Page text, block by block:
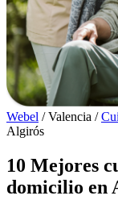
Webel / Valencia /
Algirós
10 Mejores
domicilio en